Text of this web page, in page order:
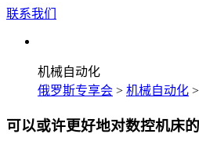
联系我们
机械自动化
俄罗斯专享会 > 机械自动化 >
可以或许更好地对数控机床